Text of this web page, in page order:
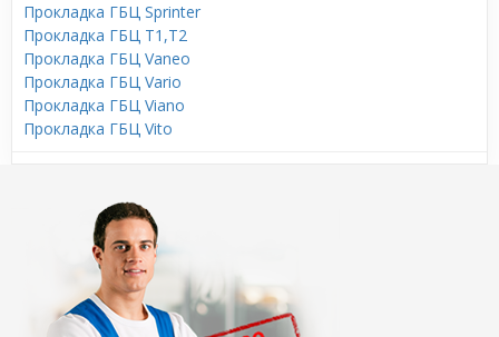
Прокладка ГБЦ Sprinter
Прокладка ГБЦ T1,T2
Прокладка ГБЦ Vaneo
Прокладка ГБЦ Vario
Прокладка ГБЦ Viano
Прокладка ГБЦ Vito